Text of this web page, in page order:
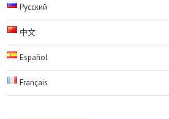
Русский
中文
Español
Français